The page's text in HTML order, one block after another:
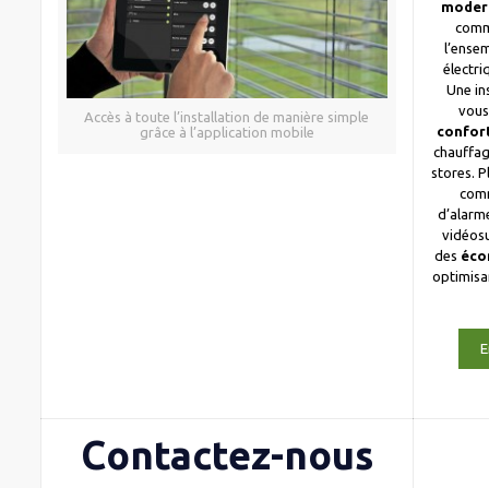
Accès à toute l’installation de manière simple
grâce à l’application mobile
Une
stores.
des
Contactez-nous